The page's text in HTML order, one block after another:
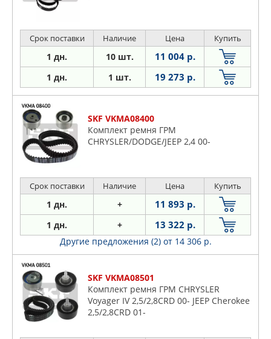
Срок поставки Наличие Цена Купить
1 дн. 10 шт. 11 004 р.
1 дн. 1 шт. 19 273 р.
SKF VKMA08400
Комплект ремня ГРМ
CHRYSLER/DODGE/JEEP 2,4 00-
Срок поставки Наличие Цена Купить
1 дн. + 11 893 р.
1 дн. + 13 322 р.
Другие предложения (2) от 14 306 р.
SKF VKMA08501
Комплект ремня ГРМ CHRYSLER
Voyager IV 2,5/2,8CRD 00- JEEP Cherokee
2,5/2,8CRD 01-